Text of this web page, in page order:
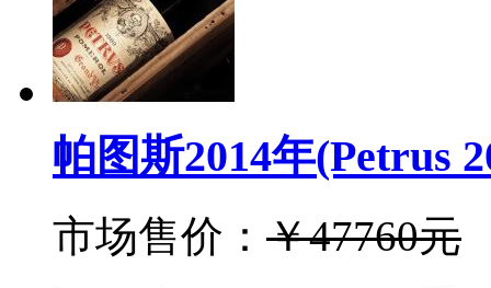
帕图斯2014年(Petrus
市场售价： ￥47760元